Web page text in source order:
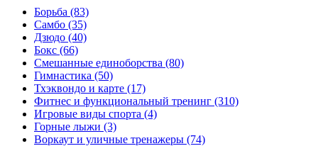
Борьба (83)
Самбо (35)
Дзюдо (40)
Бокс (66)
Смешанные единоборства (80)
Гимнастика (50)
Тхэквондо и карте (17)
Фитнес и функциональный тренинг (310)
Игровые виды спорта (4)
Горные лыжи (3)
Воркаут и уличные тренажеры (74)